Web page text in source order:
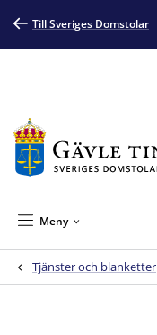
Till Sveriges Domstolar
Meny
Tjänster och blanketter